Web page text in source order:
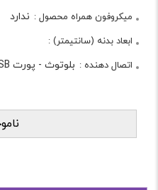
میکروفون همراه محصول : ندارد
ابعاد بدنه (سانتیمتر) :
اتصال دهنده : بلوتوث - پورت USB